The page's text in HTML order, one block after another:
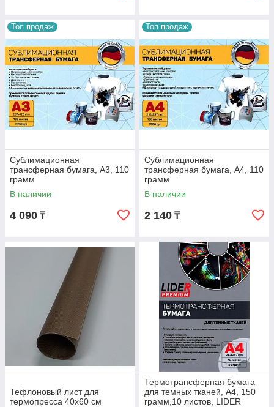
Топ продаж
Сублимационная
трансферная бумага, A3, 110
грамм
В наличии
4 090 ₸
Топ продаж
Сублимационная
трансферная бумага, A4, 110
грамм
В наличии
2 140 ₸
Тефлоновый лист для
термопресса 40х60 см
Термотрансферная бумага
для темных тканей, А4, 150
грамм,10 листов, LIDER